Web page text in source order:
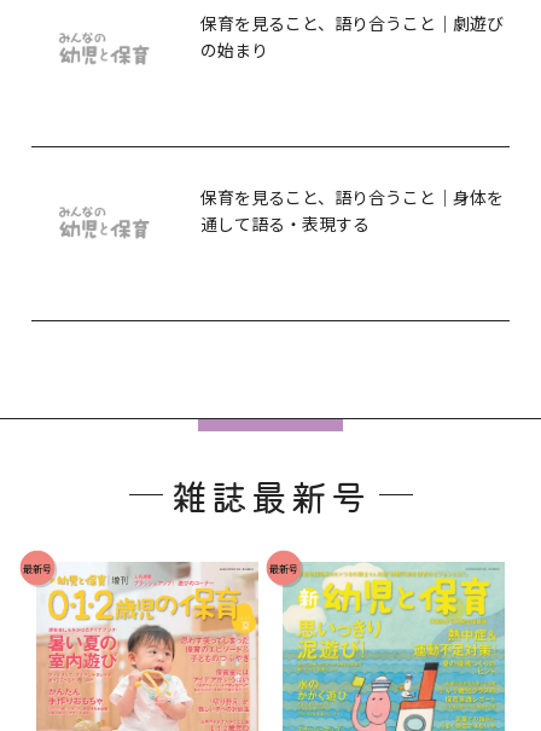
保育を見ること、語り合うこと｜劇遊び
の始まり
保育を見ること、語り合うこと｜身体を
通して語る・表現する
雑誌最新号
最新号 最新号